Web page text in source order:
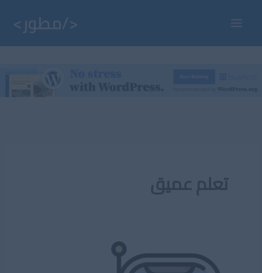
Main
تعلم عميق